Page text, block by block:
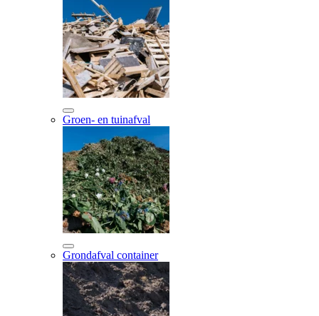
Groen- en tuinafval
Grondafval container